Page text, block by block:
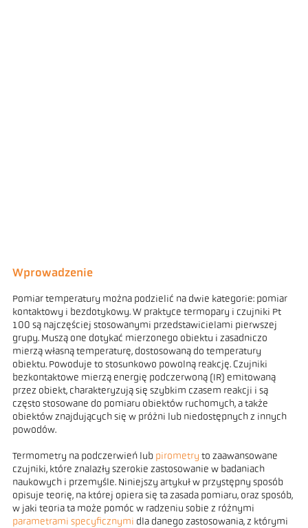
Wprowadzenie
Pomiar temperatury można podzielić na dwie kategorie: pomiar
kontaktowy i bezdotykowy. W praktyce termopary i czujniki Pt
100 są najczęściej stosowanymi przedstawicielami pierwszej
grupy. Muszą one dotykać mierzonego obiektu i zasadniczo
mierzą własną temperaturę, dostosowaną do temperatury
obiektu. Powoduje to stosunkowo powolną reakcję. Czujniki
bezkontaktowe mierzą energię podczerwoną (IR) emitowaną
przez obiekt, charakteryzują się szybkim czasem reakcji i są
często stosowane do pomiaru obiektów ruchomych, a także
obiektów znajdujących się w próżni lub niedostępnych z innych
powodów.
Termometry na podczerwień lub pirometry to zaawansowane
czujniki, które znalazły szerokie zastosowanie w badaniach
naukowych i przemyśle. Niniejszy artykuł w przystępny sposób
opisuje teorię, na której opiera się ta zasada pomiaru, oraz sposób,
w jaki teoria ta może pomóc w radzeniu sobie z różnymi
parametrami specyficznymi dla danego zastosowania, z którymi